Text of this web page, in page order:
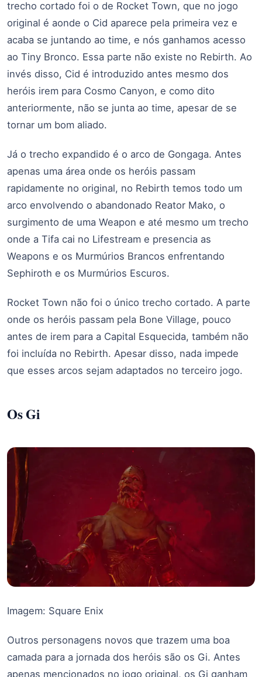
trecho cortado foi o de Rocket Town, que no jogo
original é aonde o Cid aparece pela primeira vez e
acaba se juntando ao time, e nós ganhamos acesso
ao Tiny Bronco. Essa parte não existe no Rebirth. Ao
invés disso, Cid é introduzido antes mesmo dos
heróis irem para Cosmo Canyon, e como dito
anteriormente, não se junta ao time, apesar de se
tornar um bom aliado.
Já o trecho expandido é o arco de Gongaga. Antes
apenas uma área onde os heróis passam
rapidamente no original, no Rebirth temos todo um
arco envolvendo o abandonado Reator Mako, o
surgimento de uma Weapon e até mesmo um trecho
onde a Tifa cai no Lifestream e presencia as
Weapons e os Murmúrios Brancos enfrentando
Sephiroth e os Murmúrios Escuros.
Rocket Town não foi o único trecho cortado. A parte
onde os heróis passam pela Bone Village, pouco
antes de irem para a Capital Esquecida, também não
foi incluída no Rebirth. Apesar disso, nada impede
que esses arcos sejam adaptados no terceiro jogo.
Os Gi
Imagem: Square Enix
Outros personagens novos que trazem uma boa
camada para a jornada dos heróis são os Gi. Antes
apenas mencionados no jogo original, os Gi ganham